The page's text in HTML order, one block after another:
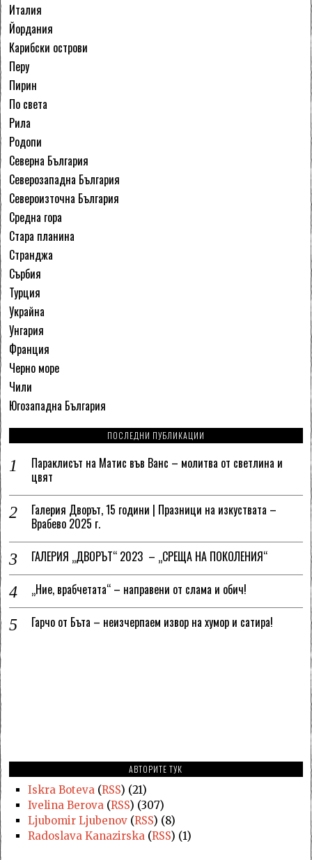
Италия
Йордания
Карибски острови
Перу
Пирин
По света
Рила
Родопи
Северна България
Северозападна България
Североизточна България
Средна гора
Стара планина
Странджа
Сърбия
Турция
Украйна
Унгария
Франция
Черно море
Чили
Югозападна България
ПОСЛЕДНИ ПУБЛИКАЦИИ
Параклисът на Матис във Ванс – молитва от светлина и
цвят
Галерия Дворът, 15 години | Празници на изкуствата –
Врабево 2025 г.
ГАЛЕРИЯ „ДВОРЪТ“ 2023 – „СРЕЩА НА ПОКОЛЕНИЯ“
„Ние, врабчетата“ – направени от слама и обич!
Гарчо от Бъта – неизчерпаем извор на хумор и сатира!
АВТОРИТЕ ТУК
Iskra Boteva (RSS) (21)
Ivelina Berova (RSS) (307)
Ljubomir Ljubenov(RSS) (8)
Radoslava Kanazirska (RSS) (1)